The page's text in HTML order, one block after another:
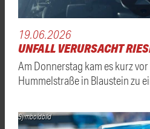
19.06.2026
UNFALL VERURSACHT
Am Donnerstag kam es kurz
Hummelstraße in Blaustein zu
Symboldbild